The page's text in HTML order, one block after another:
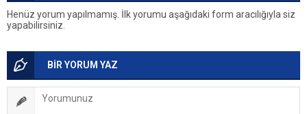
Henüz yorum yapılmamış. İlk yorumu aşağıdaki form aracılığıyla siz
yapabilirsiniz.
BİR YORUM YAZ